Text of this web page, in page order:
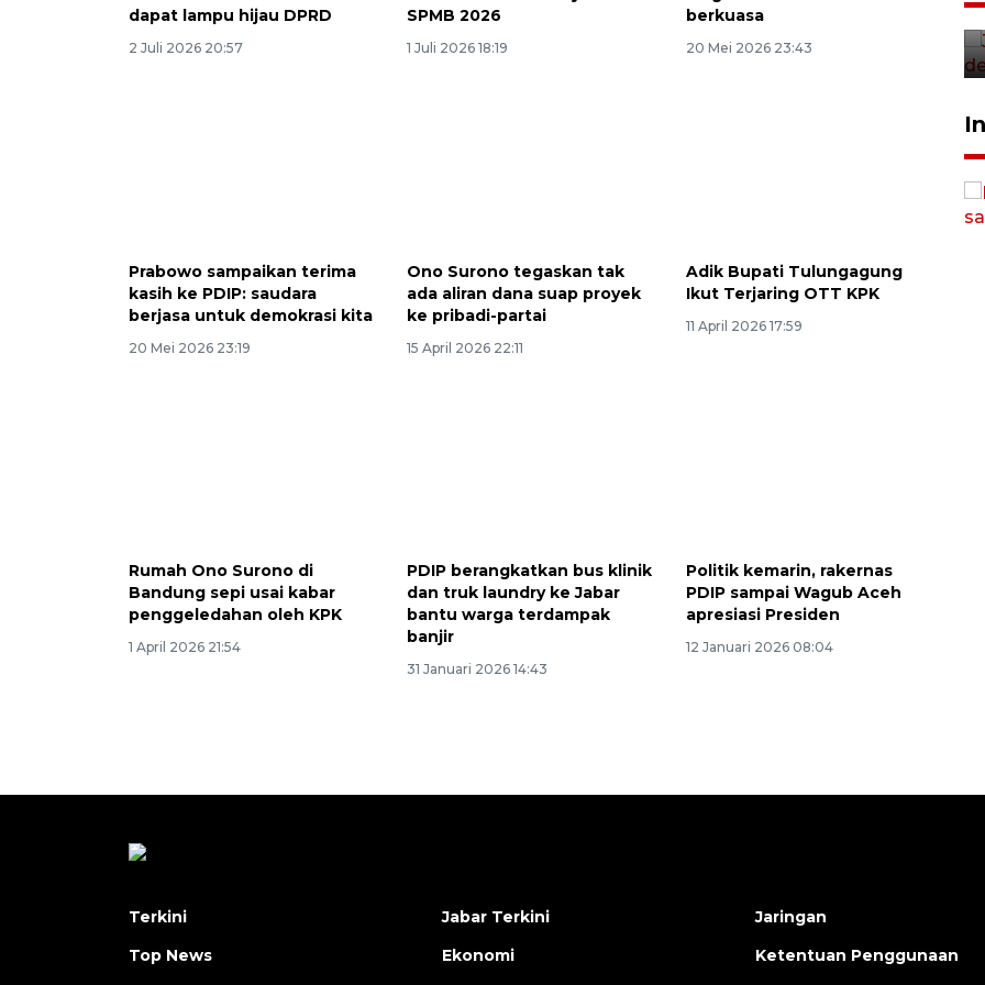
dapat lampu hijau DPRD
2 Juli 2026 20:57
SPMB 2026
1 Juli 2026 18:19
berkuasa
20 Mei 2026 23:43
Prabowo sampaikan terima
kasih ke PDIP: saudara
berjasa untuk demokrasi kita
20 Mei 2026 23:19
Ono Surono tegaskan tak
ada aliran dana suap proyek
ke pribadi-partai
15 April 2026 22:11
Adik Bupati Tulungagung
Ikut Terjaring OTT KPK
11 April 2026 17:59
Rumah Ono Surono di
Bandung sepi usai kabar
penggeledahan oleh KPK
1 April 2026 21:54
PDIP berangkatkan bus klinik
dan truk laundry ke Jabar
bantu warga terdampak
banjir
31 Januari 2026 14:43
Politik kemarin, rakernas
PDIP sampai Wagub Aceh
apresiasi Presiden
12 Januari 2026 08:04
penegak hukum
29 Juli 2026 00:31
Terkini
Top News
Jabar Terkini
Ekonomi
Jaringan
Ketentuan Penggunaan